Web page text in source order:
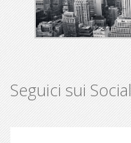
Seguici sui Social